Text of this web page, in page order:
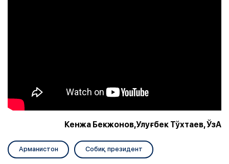
Кенжа Бекжонов,Улуғбек Тўхтаев, ЎзА
Арманистон Собиқ президент